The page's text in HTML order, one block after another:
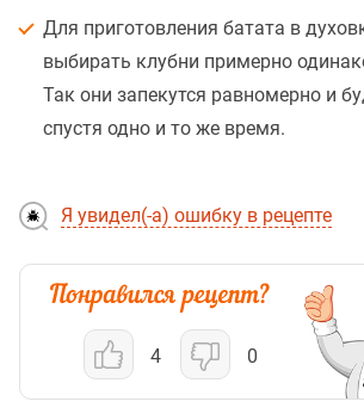
Для приготовления батата в
выбирать клубни примерно
Так они запекутся равномерно и
спустя одно и то же время.
Я увидел(-а) ошибку в рецепте
4 0